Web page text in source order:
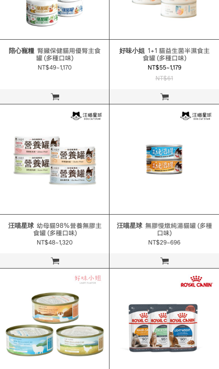
立即購買
陪心寵糧
罐 (多種口味)
NT$49~1,170
立即購買
好味小姐1+1 貓益生菌半濕食主
食罐 (多種口味)
NT$55~1,179
NT$61
立即購買
汪喵星球幼母貓98%營養無膠主
食罐 (多種口味)
NT$48~1,320
立即購買
汪喵星球無膠慢燉純湯貓罐 (多種
口味)
NT$29~696